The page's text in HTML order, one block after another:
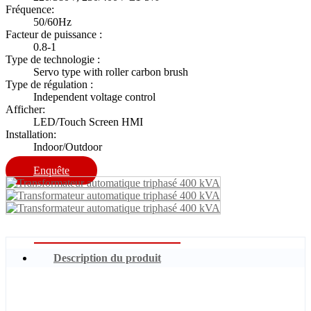
Fréquence:
50/60Hz
Facteur de puissance :
0.8-1
Type de technologie :
Servo type with roller carbon brush
Type de régulation :
Independent voltage control
Afficher:
LED/Touch Screen HMI
Installation:
Indoor/Outdoor
Enquête
Description du produit